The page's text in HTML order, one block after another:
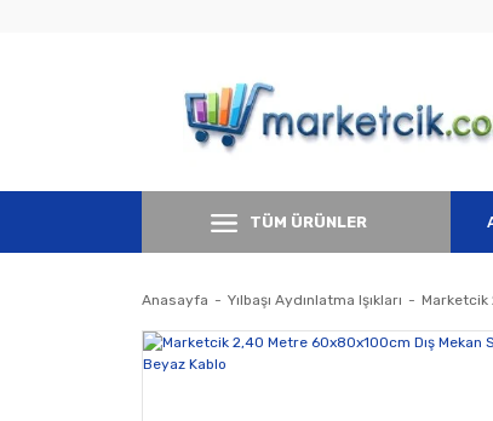
TÜM ÜRÜNLER
Anasayfa Yılbaşı Aydınlatma Işıkları Marketcik